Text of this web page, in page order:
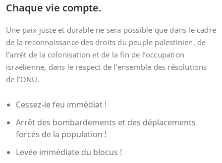
Chaque vie compte.
Une paix juste et durable ne sera possible que dans le cadre
de la reconnaissance des droits du peuple palestinien, de
l’arrêt de la colonisation et de la fin de l’occupation
israélienne, dans le respect de l’ensemble des résolutions
de l’ONU.
Cessez-le feu immédiat !
Arrêt des bombardements et des déplacements
forcés de la population !
Levée immédiate du blocus !